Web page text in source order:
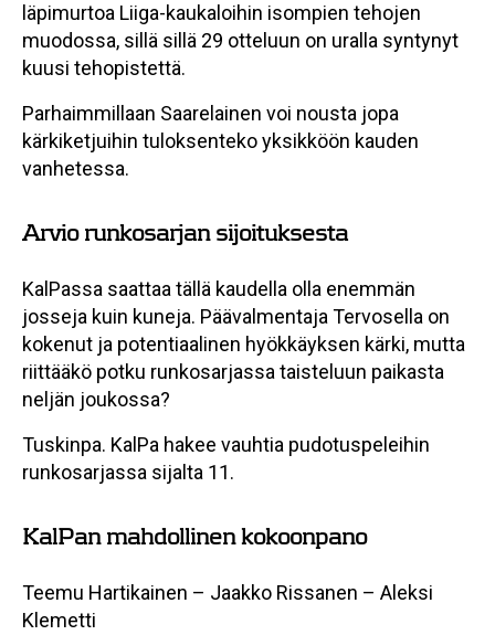
läpimurtoa Liiga-kaukaloihin isompien tehojen
muodossa, sillä sillä 29 otteluun on uralla syntynyt
kuusi tehopistettä.
Parhaimmillaan Saarelainen voi nousta jopa
kärkiketjuihin tuloksenteko yksikköön kauden
vanhetessa.
Arvio runkosarjan sijoituksesta
KalPassa saattaa tällä kaudella olla enemmän
josseja kuin kuneja. Päävalmentaja Tervosella on
kokenut ja potentiaalinen hyökkäyksen kärki, mutta
riittääkö potku runkosarjassa taisteluun paikasta
neljän joukossa?
Tuskinpa. KalPa hakee vauhtia pudotuspeleihin
runkosarjassa sijalta 11.
KalPan mahdollinen kokoonpano
Teemu Hartikainen – Jaakko Rissanen – Aleksi
Klemetti